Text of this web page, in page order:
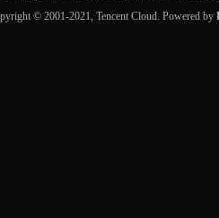
© 2001-2021, Tencent Cloud. Powered by